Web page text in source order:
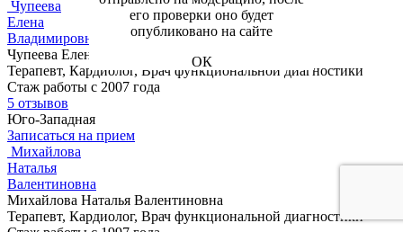
Чупеева
Елена
Владимировна
Чупеева Елена Владимировна
Терапевт, Кардиолог, Врач функциональной диагностики
Стаж работы с 2007 года
5 отзывов
Юго-Западная
Записаться на прием
Михайлова
Наталья
Валентиновна
Михайлова Наталья Валентиновна
Терапевт, Кардиолог, Врач функциональной диагностики
его проверки оно будет
опубликовано на сайте
ОК